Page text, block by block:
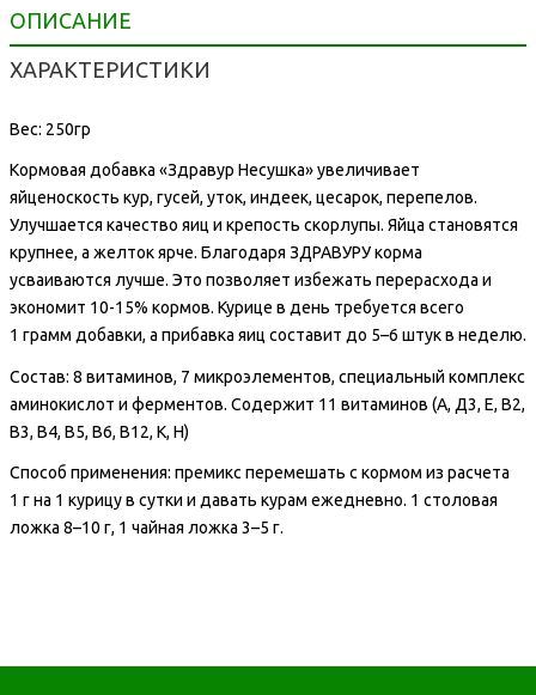
ОПИСАНИЕ
ХАРАКТЕРИСТИКИ
Вес: 250гр
Кормовая добавка «Здравур Несушка» увеличивает
яйценоскость кур, гусей, уток, индеек, цесарок, перепелов.
Улучшается качество яиц и крепость скорлупы. Яйца становятся
крупнее, а желток ярче. Благодаря ЗДРАВУРУ корма
усваиваются лучше. Это позволяет избежать перерасхода и
экономит 10-15% кормов. Курице в день требуется всего
1 грамм добавки, а прибавка яиц составит до 5–6 штук в неделю.
Состав: 8 витаминов, 7 микроэлементов, специальный комплекс
аминокислот и ферментов. Содержит 11 витаминов (А, Д3, Е, В2,
В3, В4, В5, В6, В12, К, Н)
Способ применения: премикс перемешать с кормом из расчета
1 г на 1 курицу в сутки и давать курам ежедневно. 1 столовая
ложка 8–10 г, 1 чайная ложка 3–5 г.